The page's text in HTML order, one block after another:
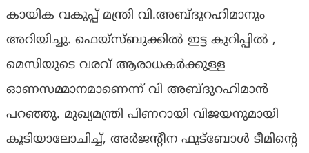
കായിക വകുപ്പ് മന്ത്രി വി.അബ്‌ദുറഹിമാനും
അറിയിച്ചു. ഫെയ്സ്ബുക്കിൽ ഇട്ട കുറിപ്പിൽ ,
മെസിയുടെ വരവ് ആരാധകര്‍ക്കുള്ള
ഓണസമ്മാനമാണെന്ന് വി അബ്‌ദുറഹിമാൻ
പറഞ്ഞു. മുഖ്യമന്ത്രി പിണറായി വിജയനുമായി
കൂടിയാലോചിച്ച്, അര്‍ജന്‍റീന ഫുട്ബോള്‍ ടീമിന്‍റെ